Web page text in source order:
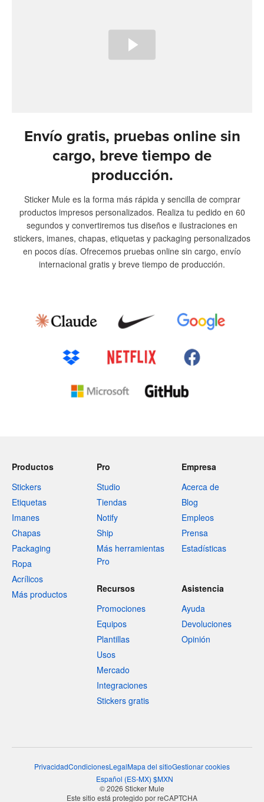
Envío gratis, pruebas online sin
cargo, breve tiempo de
producción.
Sticker Mule es la forma más rápida y sencilla de comprar
productos impresos personalizados. Realiza tu pedido en 60
segundos y convertiremos tus diseños e ilustraciones en
stickers, imanes, chapas, etiquetas y packaging personalizados
en pocos días. Ofrecemos pruebas online sin cargo, envío
internacional gratis y breve tiempo de producción.
Productos
Stickers
Etiquetas
Imanes
Chapas
Packaging
Ropa
Acrílicos
Más productos
Pro
Studio
Tiendas
Notify
Ship
Más herramientas
Pro
Empresa
Acerca de
Blog
Empleos
Prensa
Estadísticas
Recursos
Promociones
Equipos
Plantillas
Usos
Mercado
Integraciones
Stickers gratis
Asistencia
Ayuda
Devoluciones
Opinión
PrivacidadCondicionesLegalMapa del sitioGestionar cookies
Español (ES-MX) $MXN
© 2026 Sticker Mule
Este sitio está protegido por reCAPTCHA